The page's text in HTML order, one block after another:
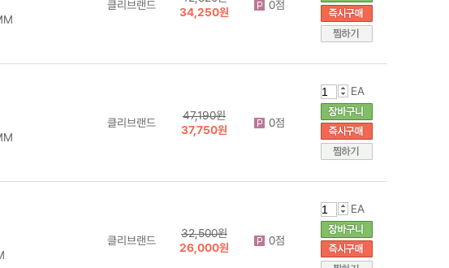
클리브랜드
34,250원
0점
클리브랜드
47,190원
37,750원
0점
EA
클리브랜드
32,500원
26,000원
0점
EA